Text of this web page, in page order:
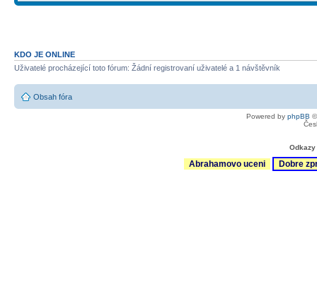
KDO JE ONLINE
Uživatelé procházející toto fórum: Žádní registrovaní uživatelé a 1 návštěvník
Obsah fóra
Powered by phpBB
Abrahamovo uceni Dobre